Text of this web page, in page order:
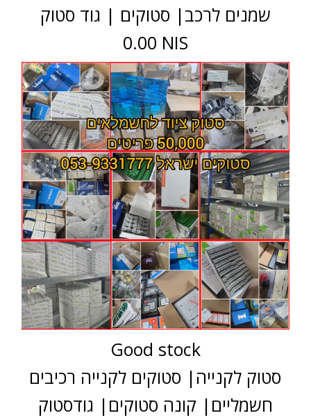
שמנים לרכב| סטוקים | גוד סטוק
0.00 NIS
Good stock
סטוק לקנייה| סטוקים לקנייה רכיבים
חשמליים| קונה סטוקים| גודסטוק